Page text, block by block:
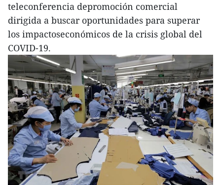
teleconferencia depromoción comercial
dirigida a buscar oportunidades para superar
los impactoseconómicos de la crisis global del
COVID-19.